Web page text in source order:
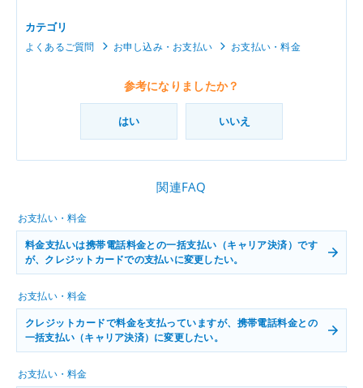
カテゴリ
よくあるご質問 お申し込み・お支払い お支払い・料金
参考になりましたか？
はい いいえ
関連FAQ
お支払い・料金
料金支払いは携帯電話料金との一括支払い（キャリア決済）です
が、クレジットカードでの支払いに変更したい。
お支払い・料金
クレジットカードで料金を支払っていますが、携帯電話料金との
一括支払い（キャリア決済）に変更したい。
お支払い・料金